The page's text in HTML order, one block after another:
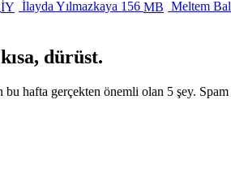
İY İlayda Yılmazkaya 156 MB Meltem
dürüst.
hafta gerçekten önemli olan 5 şey.